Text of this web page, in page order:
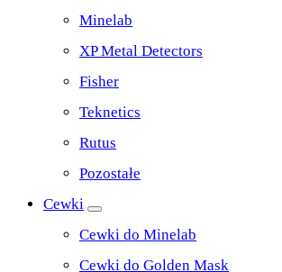
Minelab
XP Metal Detectors
Fisher
Teknetics
Rutus
Pozostałe
Cewki
Cewki do Minelab
Cewki do Golden Mask